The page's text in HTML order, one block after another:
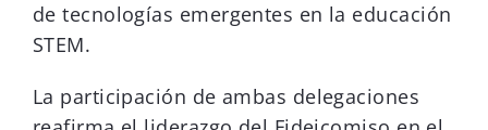
de tecnologías emergentes en la educación
STEM.
La participación de ambas delegaciones